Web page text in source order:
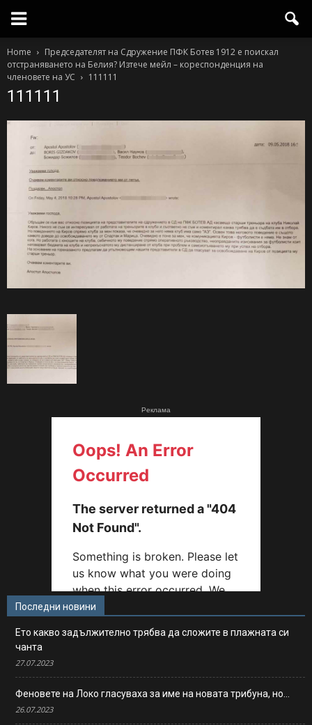
Home
Председателят на Сдружение ПФК Ботев 1912 е поискал
отстраняването на Белия? Изтече мейл – кореспонденция на
членовете на УС
111111
111111
Реклама
Последни новини
Ето какво задължително трябва да сложите в плажната си
чанта
27.07.2023
Феновете на Локо гласуваха за име на новата трибуна, но…
26.07.2023